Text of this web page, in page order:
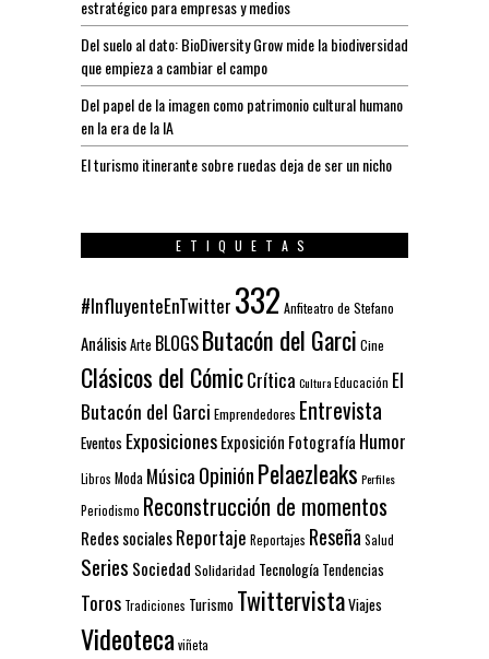
estratégico para empresas y medios
Del suelo al dato: BioDiversity Grow mide la biodiversidad
que empieza a cambiar el campo
Del papel de la imagen como patrimonio cultural humano
en la era de la IA
El turismo itinerante sobre ruedas deja de ser un nicho
ETIQUETAS
#InfluyenteEnTwitter 332 Anfiteatro de Stefano
AnálisisArte BLOGSButacón del Garci Cine
Clásicos del CómicCrítica CulturaEducación El
Butacón del Garci Emprendedores Entrevista
Eventos ExposicionesExposición Fotografía Humor
Libros Moda Música OpiniónPelaezleaks Perfiles
Periodismo Reconstrucción de momentos
Redes socialesReportaje Reportajes Reseña Salud
Series Sociedad Solidaridad Tecnología Tendencias
Toros Tradiciones Turismo TwittervistaViajes
Videoteca viñeta